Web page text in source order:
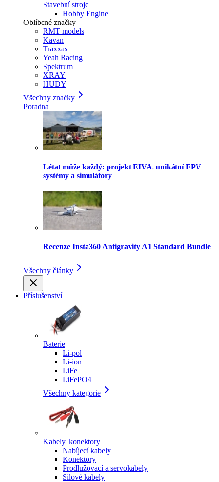
Stavební stroje
Hobby Engine
Oblíbené značky
RMT models
Kavan
Traxxas
Yeah Racing
Spektrum
XRAY
HUDY
Všechny značky
Poradna
Létat může každý: projekt EIVA, unikátní FPV
systémy a simulátory
Recenze Insta360 Antigravity A1 Standard Bundle
Všechny články
Příslušenství
Baterie
Li-pol
Li-ion
LiFe
LiFePO4
Všechny kategorie
Kabely, konektory
Nabíjecí kabely
Konektory
Prodlužovací a servokabely
Silové kabely